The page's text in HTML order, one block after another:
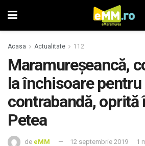
Acasa Actualitate 112
Maramureşeancă,
la închisoare pentru
contrabandă, oprită
Petea
de eMM 12 septembrie 2019 1